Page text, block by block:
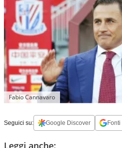
Fabio Cannavaro
Seguici su: Google Discover
Leggi anche: